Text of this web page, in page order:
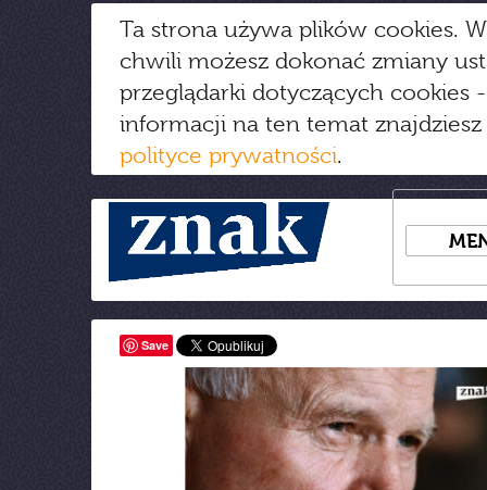
Ta strona używa plików cookies.
chwili możesz dokonać zmiany
przeglądarki dotyczących cookies
informacji na ten temat
polityce prywatności.
Save